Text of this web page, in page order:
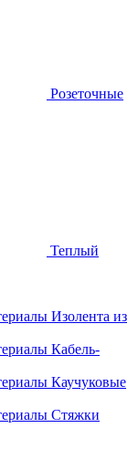
Розеточные
Теплый
Изолента из
Кабель-
Каучуковые
Стяжки